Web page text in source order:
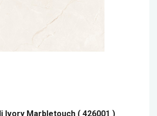
Ivory Marbletouch ( 426001 )